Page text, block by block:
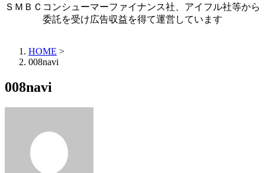
ＳＭＢＣコンシューマーファイナンス社、アイフル社等から
委託を受け広告収益を得て運営しています
HOME >
008navi
008navi